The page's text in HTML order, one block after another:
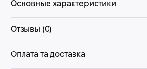
Основные характеристики
Отзывы (0)
Оплата та доставка